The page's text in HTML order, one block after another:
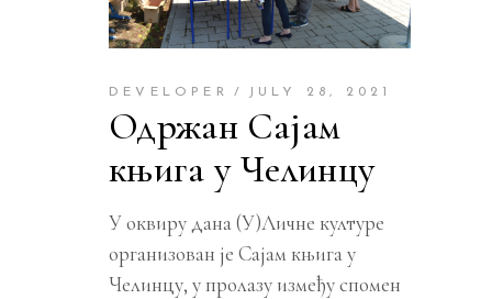
DEVELOPER JULY 28, 2021
Одржан Сајам
књига у Челинцу
У оквиру дана (У)Личне културе
организован је Сајам књига у
Челинцу, у пролазу између спомен